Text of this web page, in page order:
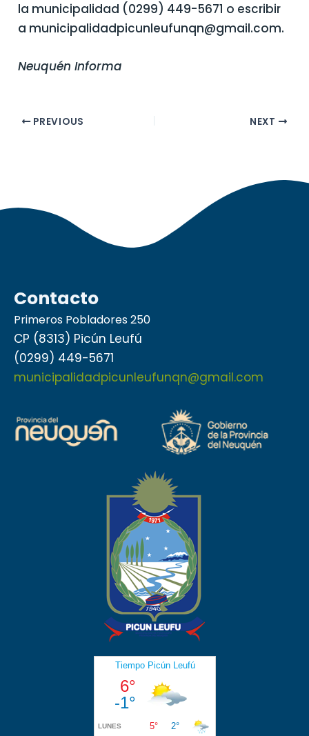
la municipalidad (0299) 449-5671 o escribir
a municipalidadpicunleufunqn@gmail.com.
Neuquén Informa
PREVIOUS NEXT
Contacto
Primeros Pobladores 250
CP (8313) Picún Leufú
(0299) 449-5671
municipalidadpicunleufunqn@gmail.com